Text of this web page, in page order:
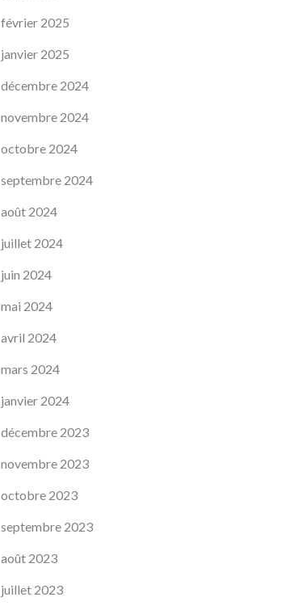
février 2025
janvier 2025
décembre 2024
novembre 2024
octobre 2024
septembre 2024
août 2024
juillet 2024
juin 2024
mai 2024
avril 2024
mars 2024
janvier 2024
décembre 2023
novembre 2023
octobre 2023
septembre 2023
août 2023
juillet 2023